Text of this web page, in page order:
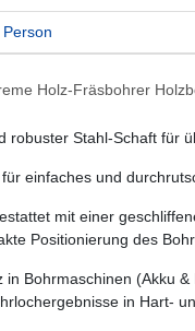
Holz-Fräsbohrer
robuster Stahl-Schaft für
einfaches und
mit einer
Positionierung des
in Bohrmaschinen (Akku
in Hart-